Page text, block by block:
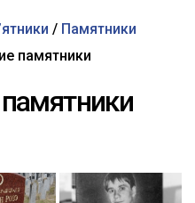
/ Памятники
памятники